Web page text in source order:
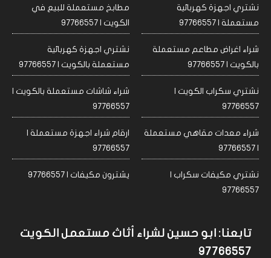
نشتري اجهزة كهربائية
مستعملة | 97766557
مطابخ مستعملة للبيع في
الكويت | 97766557
شراء اغراض مطاعم مستعملة
بالكويت | 97766557
نشتري اجهزة كهربائية
مستعملة بالكويت | 97766557
نشتري سكراب الكويت |
97766557
شراء شاشات مستعملة بالكويت |
97766557
شراء معدات مقاهي مستعملة
| 97766557
ارقام شراء اجهزة مستعملة |
97766557
نشتري مكيفات سكراب |
97766557
يشترون مكيفات | 97766557
تابعنا: ابو حسين لشراء أثاث مستعمل الكويت
97766557